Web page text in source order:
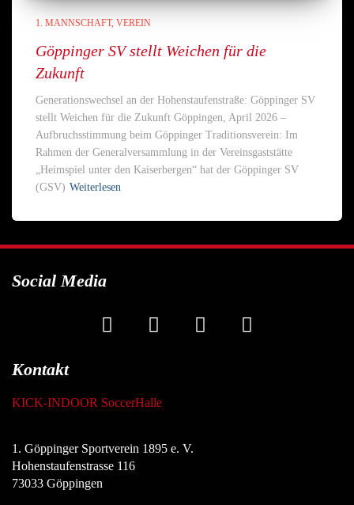
1. MANNSCHAFT VEREIN
Göppinger SV stellt Weichen für die
Zukunft
Generationswechsel an der Hohenstaufenstraße: Göppinger SV
stellt Weichen für die Zukunft Göppingen, April 2026 –
Aufbruchsstimmung beim Göppinger Traditionsverein: Im
Rahmen der Generalversammlung in der Vereinsgaststätte
„Heimspiel unter den Kaiserbergen“ hat der Göppinger SV
(GSV) Weiterlesen
Social Media
Kontakt
KICK-INDOOR SoccerHalle
1. Göppinger Sportverein 1895 e. V.
Hohenstaufenstrasse 116
73033 Göppingen